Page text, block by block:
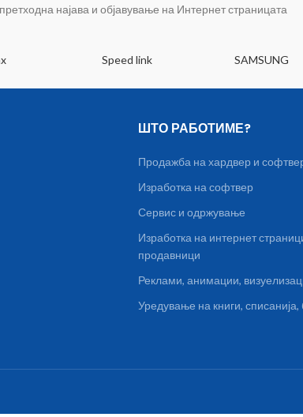
најава и објавување на Интернет страницата
Speed link SAMSUNG
ШТО РАБОТИМЕ?
Продажба на хардвер и
Изработка на софтвер
Сервис и одржување
Изработка на интернет
продавници
Реклами, анимации,
Уредување на книги,